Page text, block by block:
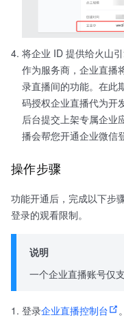
将企业 ID 提供给火山引
作为服务商，企业直播
录直播间的功能。在此
码授权企业直播代为开
后台提交上架专属企业
播会帮您开通企业微信
操作步骤
功能开通后，完成以下步
登录的观看限制。
说明
一个企业直播账号仅
登录企业直播控制台
。